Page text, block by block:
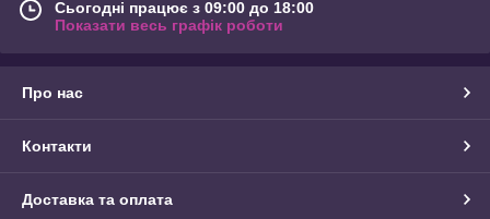
Сьогодні працює з 09:00 до 18:00
Показати весь графік роботи
Про нас
Контакти
Доставка та оплата